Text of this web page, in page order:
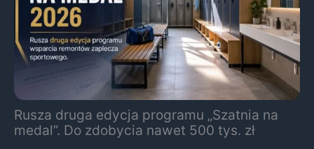
Rusza druga edycja programu „Szatnia na
medal”. Do zdobycia nawet 500 tys. zł